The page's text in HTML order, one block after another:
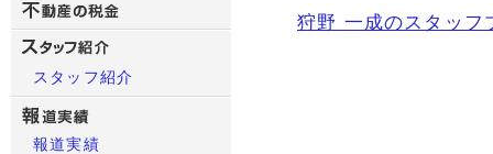
スタッフ紹介
報道実績
狩野 一成のスタッ